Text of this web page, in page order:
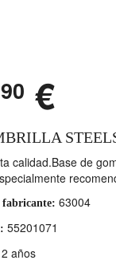
90 €
calidad.Base de
fabricante: 63004
55201071
2 años